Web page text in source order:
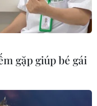
gặp giúp bé gái